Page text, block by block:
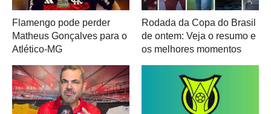
Flamengo pode perder
Matheus Gonçalves para o
Atlético-MG
Rodada da Copa do Brasil
de ontem: Veja o resumo e
os melhores momentos